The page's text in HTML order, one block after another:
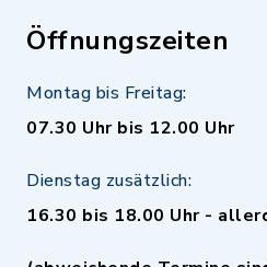
Öffnungszeiten
Montag bis Freitag:
07.30 Uhr bis 12.00 Uhr
Dienstag zusätzlich:
16.30 bis 18.00 Uhr -